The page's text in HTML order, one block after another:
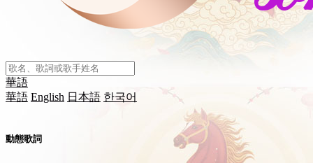
華語
華語 English 日本語 한국어
動態歌詞